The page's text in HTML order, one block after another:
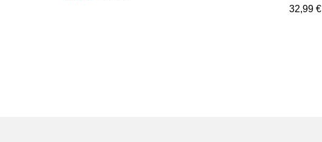
Precio
32,99 €